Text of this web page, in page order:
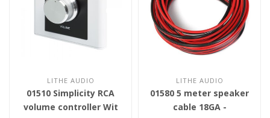
LITHE AUDIO
01510 Simplicity RCA
volume controller Wit
LITHE AUDIO
01580 5 meter speaker
cable 18GA -